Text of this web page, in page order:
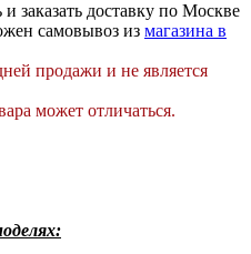
заказать доставку по Москве
самовывоз из магазина в
продажи и не является
может отличаться.